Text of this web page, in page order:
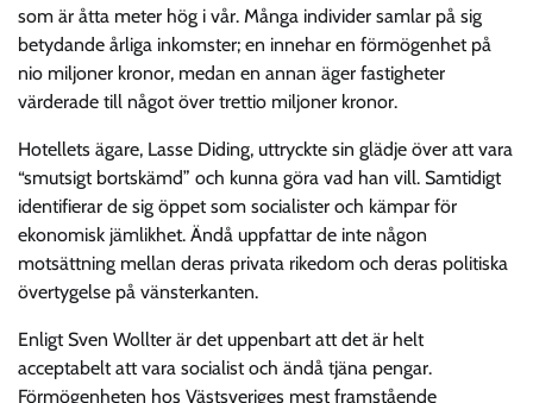
som är åtta meter hög i vår. Många individer samlar på sig
betydande årliga inkomster; en innehar en förmögenhet på
nio miljoner kronor, medan en annan äger fastigheter
värderade till något över trettio miljoner kronor.
Hotellets ägare, Lasse Diding, uttryckte sin glädje över att vara
“smutsigt bortskämd” och kunna göra vad han vill. Samtidigt
identifierar de sig öppet som socialister och kämpar för
ekonomisk jämlikhet. Ändå uppfattar de inte någon
motsättning mellan deras privata rikedom och deras politiska
övertygelse på vänsterkanten.
Enligt Sven Wollter är det uppenbart att det är helt
acceptabelt att vara socialist och ändå tjäna pengar.
Förmögenheten hos Västsveriges mest framstående